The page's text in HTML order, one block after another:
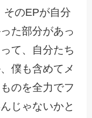
そのEPが自分
た部分があっ
て、自分たち
僕も含めてメ
のを全力でフ
じゃないかと